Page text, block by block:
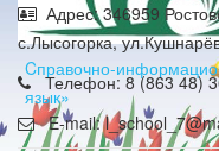
Cправочно-
язык»
Адрес: 346959
с.Лысогорка,
Телефон: 8 (863 48)
E-mail: